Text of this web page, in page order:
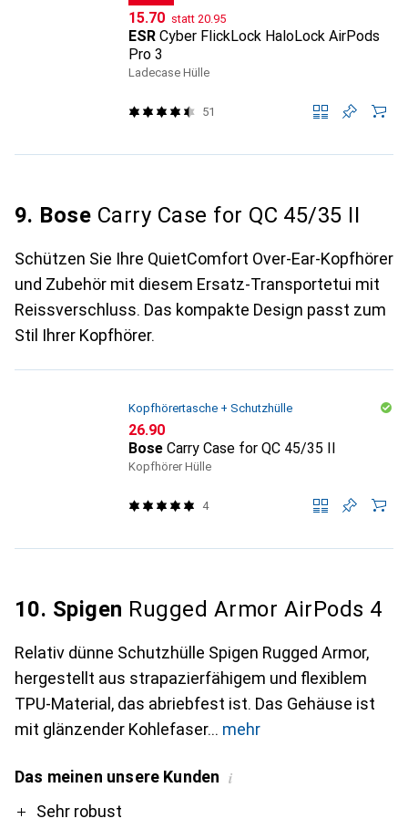
CHF
15.70 statt CHF
20.95
ESR Cyber FlickLock HaloLock AirPods
Pro 3
Ladecase Hülle
51
9. Bose Carry Case for QC 45/35 II
Schützen Sie Ihre QuietComfort Over-Ear-Kopfhörer
und Zubehör mit diesem Ersatz-Transportetui mit
Reissverschluss. Das kompakte Design passt zum
Stil Ihrer Kopfhörer.
Kopfhörertasche + Schutzhülle
CHF
26.90
Bose Carry Case for QC 45/35 II
Kopfhörer Hülle
4
10. Spigen Rugged Armor AirPods 4
Relativ dünne Schutzhülle Spigen Rugged Armor,
hergestellt aus strapazierfähigem und flexiblem
TPU-Material, das abriebfest ist. Das Gehäuse ist
mit glänzender Kohlefaser
mehr
Das meinen unsere Kunden i
ProSehr robust